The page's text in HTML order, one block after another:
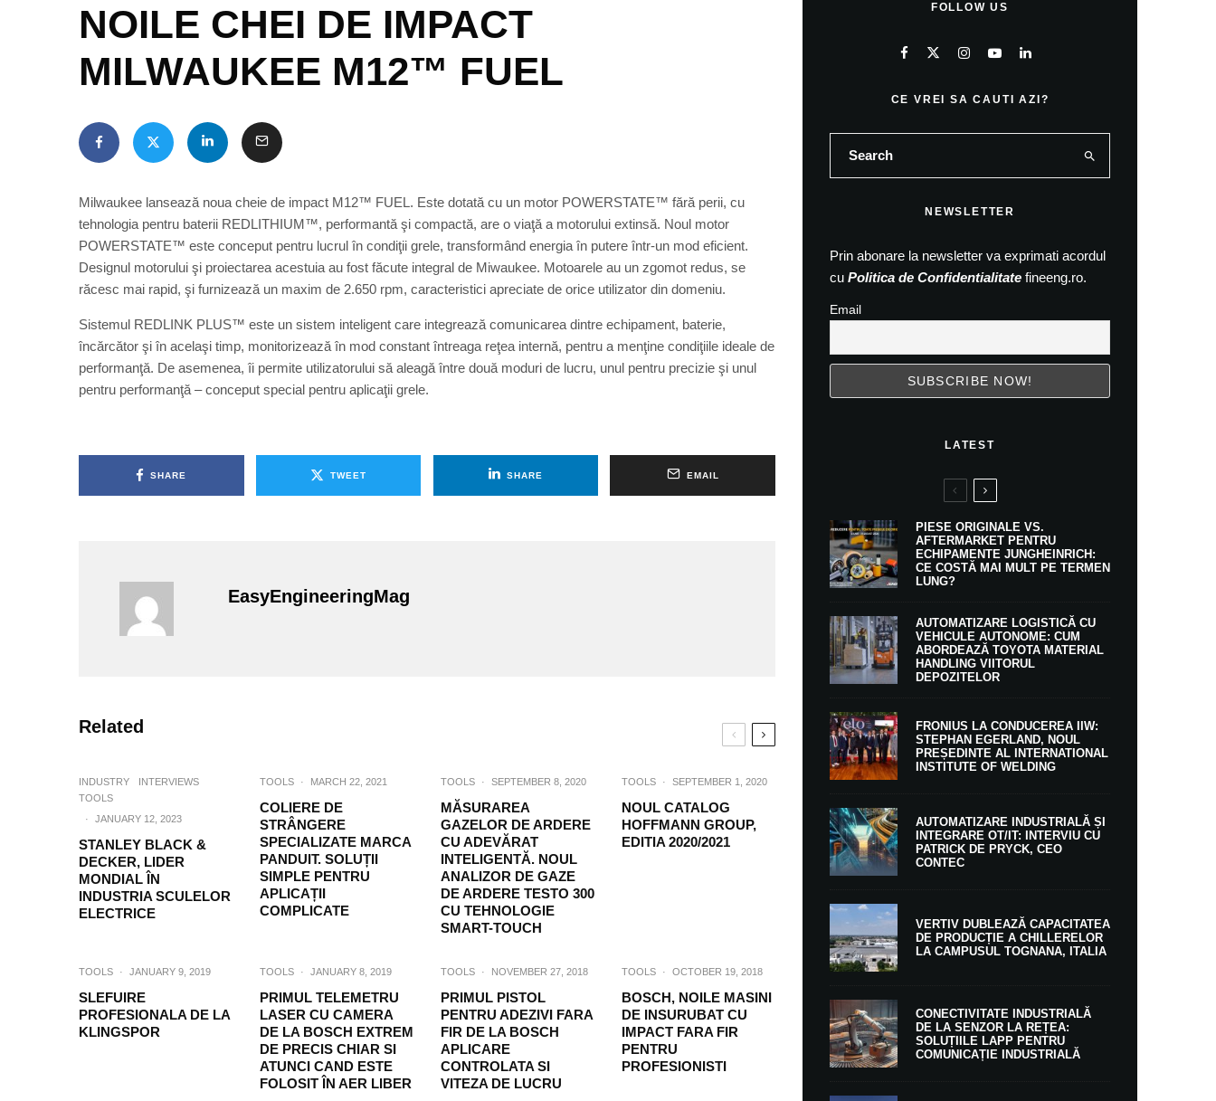
NOILE CHEI DE IMPACT
MILWAUKEE M12™ FUEL
Milwaukee lansează noua cheie de impact M12™ FUEL. Este dotată cu un motor POWERSTATE™ fără perii, cu
tehnologia pentru baterii REDLITHIUM™, performantă şi compactă, are o viaţă a motorului extinsă. Noul motor
POWERSTATE™ este conceput pentru lucrul în condiţii grele, transformând energia în putere într-un mod eficient.
Designul motorului şi proiectarea acestuia au fost făcute integral de Miwaukee. Motoarele au un zgomot redus, se
răcesc mai rapid, şi furnizează un maxim de 2.650 rpm, caracteristici apreciate de orice utilizator din domeniu.
Sistemul REDLINK PLUS™ este un sistem inteligent care integrează comunicarea dintre echipament, baterie,
încărcător şi în acelaşi timp, monitorizează în mod constant întreaga reţea internă, pentru a menţine condiţiile ideale de
performanţă. De asemenea, îi permite utilizatorului să aleagă între două moduri de lucru, unul pentru precizie şi unul
pentru performanţă – conceput special pentru aplicaţii grele.
SHARE TWEET SHARE EMAIL
EasyEngineeringMag
Related
INDUSTRY
INTERVIEWS
TOOLS
·
JANUARY 12, 2023
STANLEY BLACK &
DECKER, LIDER
MONDIAL ÎN
INDUSTRIA SCULELOR
ELECTRICE
TOOLS · MARCH 22, 2021
COLIERE DE
STRÂNGERE
SPECIALIZATE MARCA
PANDUIT. SOLUȚII
SIMPLE PENTRU
APLICAȚII
COMPLICATE
TOOLS · SEPTEMBER 8, 2020
MĂSURAREA
GAZELOR DE ARDERE
CU ADEVĂRAT
INTELIGENTĂ. NOUL
ANALIZOR DE GAZE
DE ARDERE TESTO 300
CU TEHNOLOGIE
SMART-TOUCH
TOOLS · SEPTEMBER 1, 2020
NOUL CATALOG
HOFFMANN GROUP,
EDITIA 2020/2021
TOOLS · JANUARY 9, 2019
SLEFUIRE
PROFESIONALA DE LA
KLINGSPOR
TOOLS · JANUARY 8, 2019
PRIMUL TELEMETRU
LASER CU CAMERA
DE LA BOSCH EXTREM
DE PRECIS CHIAR SI
ATUNCI CAND ESTE
FOLOSIT ÎN AER LIBER
TOOLS · NOVEMBER 27, 2018
PRIMUL PISTOL
PENTRU ADEZIVI FARA
FIR DE LA BOSCH
APLICARE
CONTROLATA SI
VITEZA DE LUCRU
TOOLS · OCTOBER 19, 2018
BOSCH, NOILE MASINI
DE INSURUBAT CU
IMPACT FARA FIR
PENTRU
PROFESIONISTI
FOLLOW US
CE VREI SA CAUTI AZI?
NEWSLETTER
Prin abonare la newsletter va exprimati acordul
cu Politica de Confidentialitate fineeng.ro.
Email
LATEST
PIESE ORIGINALE VS.
AFTERMARKET PENTRU
ECHIPAMENTE JUNGHEINRICH:
CE COSTĂ MAI MULT PE TERMEN
LUNG?
AUTOMATIZARE LOGISTICĂ CU
VEHICULE AUTONOME: CUM
ABORDEAZĂ TOYOTA MATERIAL
HANDLING VIITORUL
DEPOZITELOR
FRONIUS LA CONDUCEREA IIW:
STEPHAN EGERLAND, NOUL
PREȘEDINTE AL INTERNATIONAL
INSTITUTE OF WELDING
AUTOMATIZARE INDUSTRIALĂ ȘI
INTEGRARE OT/IT: INTERVIU CU
PATRICK DE PRYCK, CEO
CONTEC
VERTIV DUBLEAZĂ CAPACITATEA
DE PRODUCȚIE A CHILLERELOR
LA CAMPUSUL TOGNANA, ITALIA
CONECTIVITATE INDUSTRIALĂ
DE LA SENZOR LA REȚEA:
SOLUȚIILE LAPP PENTRU
COMUNICAȚIE INDUSTRIALĂ